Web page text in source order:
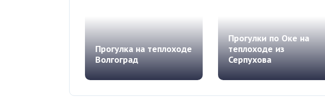
Прогулка на теплоходе
Волгоград
Прогулки по Оке на
теплоходе из
Серпухова